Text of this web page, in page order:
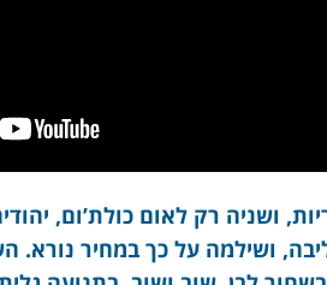
ושניה רק לאום כולת’ום,
ושילמה על כך במחיר נורא.